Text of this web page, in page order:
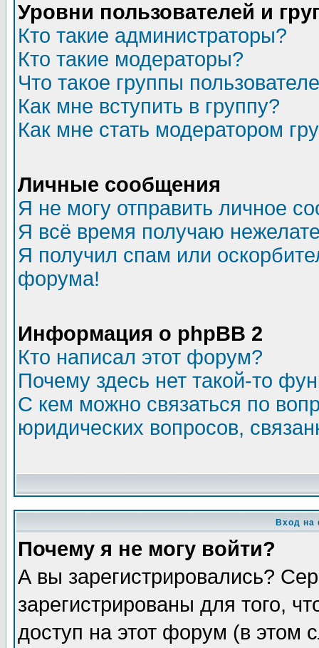
Уровни пользователей и
Кто такие администраторы?
Кто такие модераторы?
Что такое группы
Как мне вступить в группу?
Как мне стать модератором
Личные сообщения
Я не могу отправить личное
Я всё время получаю
Я получил спам или
форума!
Информация о phpBB 2
Кто написал этот форум?
Почему здесь нет такой-то
С кем можно связаться по
юридических вопросов,
Вход на
Почему я не могу войти?
А вы зарегистрировались?
зарегистрированы для того,
доступ на этот форум (в этом